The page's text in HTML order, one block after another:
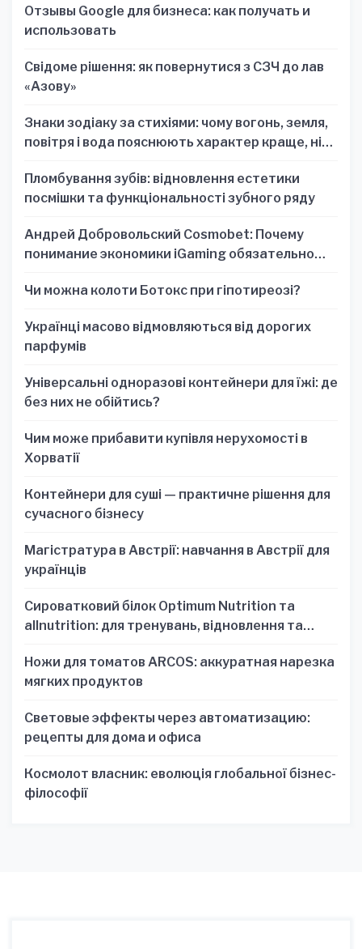
Отзывы Google для бизнеса: как получать и
использовать
Свідоме рішення: як повернутися з СЗЧ до лав
«Азову»
Знаки зодіаку за стихіями: чому вогонь, земля,
повітря і вода пояснюють характер краще, ніж
Пломбування зубів: відновлення естетики
посмішки та функціональності зубного ряду
Андрей Добровольский Cosmobet: Почему
понимание экономики iGaming обязательно
Чи можна колоти Ботокс при гіпотиреозі?
Українці масово відмовляються від дорогих
парфумів
Універсальні одноразові контейнери для їжі: де
без них не обійтись?
Чим може прибавити купівля нерухомості в
Хорватії
Контейнери для суші — практичне рішення для
сучасного бізнесу
Магістратура в Австрії: навчання в Австрії для
українців
Сироватковий білок Optimum Nutrition та
allnutrition: для тренувань, відновлення та
Ножи для томатов ARCOS: аккуратная нарезка
мягких продуктов
Световые эффекты через автоматизацию:
рецепты для дома и офиса
Космолот власник: еволюція глобальної бізнес-
філософії